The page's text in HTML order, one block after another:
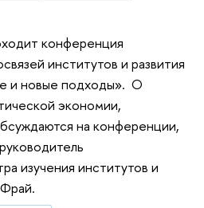
конференция
институтов и развития
и новые подходы». О
экономии,
на конференции,
изучения институтов и